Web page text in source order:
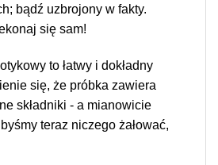
bądź uzbrojony w fakty.
się sam!
to łatwy i dokładny
się, że próbka zawiera
składniki - a mianowicie
teraz niczego żałować,